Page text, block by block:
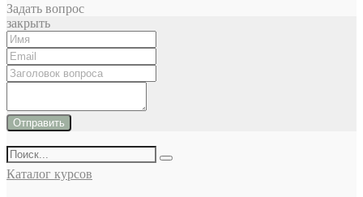
Задать вопрос
закрыть
Отправить
Каталог курсов